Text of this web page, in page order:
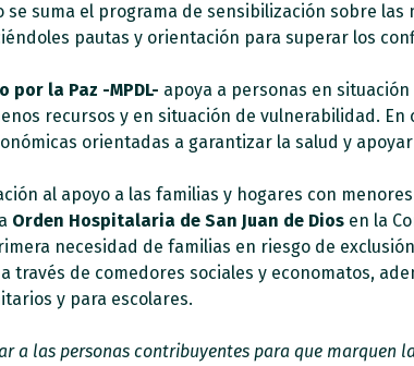
suma el programa de sensibilización sobre
pautas y orientación para superar los
por la Paz -MPDL- apoya a personas en
recursos y en situación de vulnerabilidad. En
orientadas a garantizar la salud y
al apoyo a las familias y hogares con
Orden Hospitalaria de San Juan de Diosen la
necesidad de familias en riesgo de
través de comedores sociales y economatos,
y para escolares.
a las personas contribuyentes para que marquen